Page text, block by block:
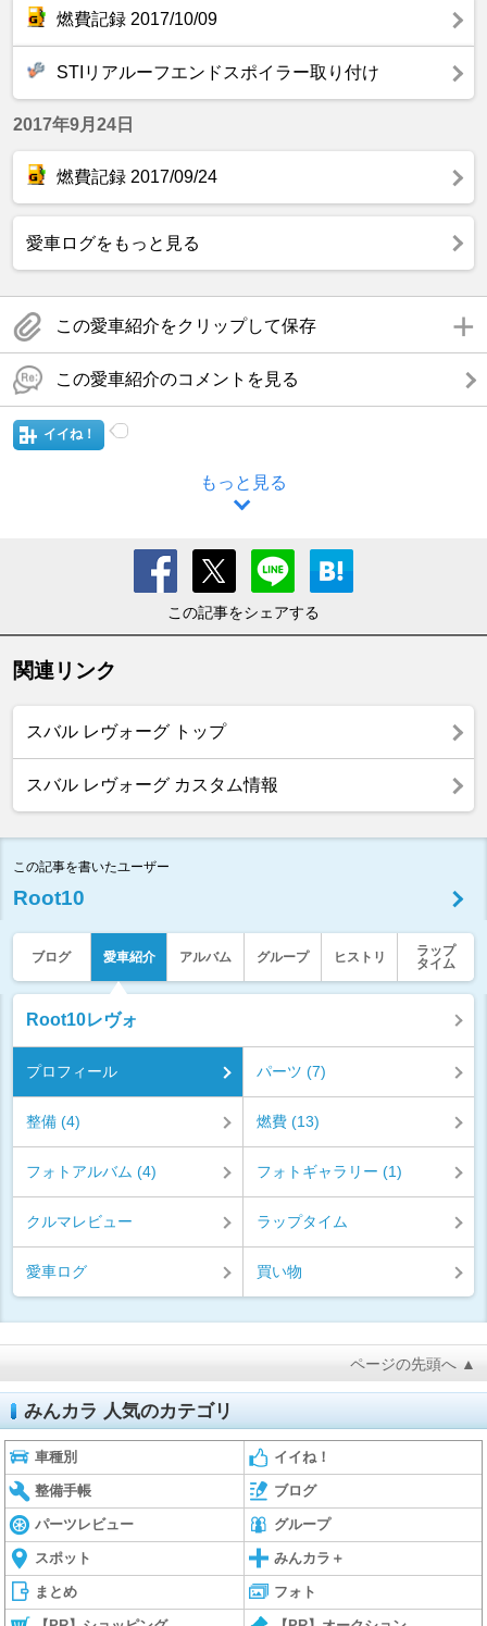
燃費記録 2017/10/09
STIリアルーフエンドスポイラー取り付け
2017年9月24日
燃費記録 2017/09/24
愛車ログをもっと見る
この愛車紹介をクリップして保存
この愛車紹介のコメントを見る
イイね！
もっと見る
この記事をシェアする
関連リンク
スバル レヴォーグ トップ
スバル レヴォーグ カスタム情報
この記事を書いたユーザー
Root10
ブログ 愛車紹介 アルバム グループ ヒストリ
ラップ
タイム
Root10レヴォ
プロフィール パーツ (7)
整備 (4) 燃費 (13)
フォトアルバム (4) フォトギャラリー (1)
クルマレビュー ラップタイム
愛車ログ 買い物
ページの先頭へ ▲
みんカラ 人気のカテゴリ
車種別 イイね！
整備手帳 ブログ
パーツレビュー グループ
スポット みんカラ＋
まとめ フォト